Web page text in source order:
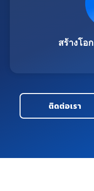
สร้างโอ
ติดต่อเรา